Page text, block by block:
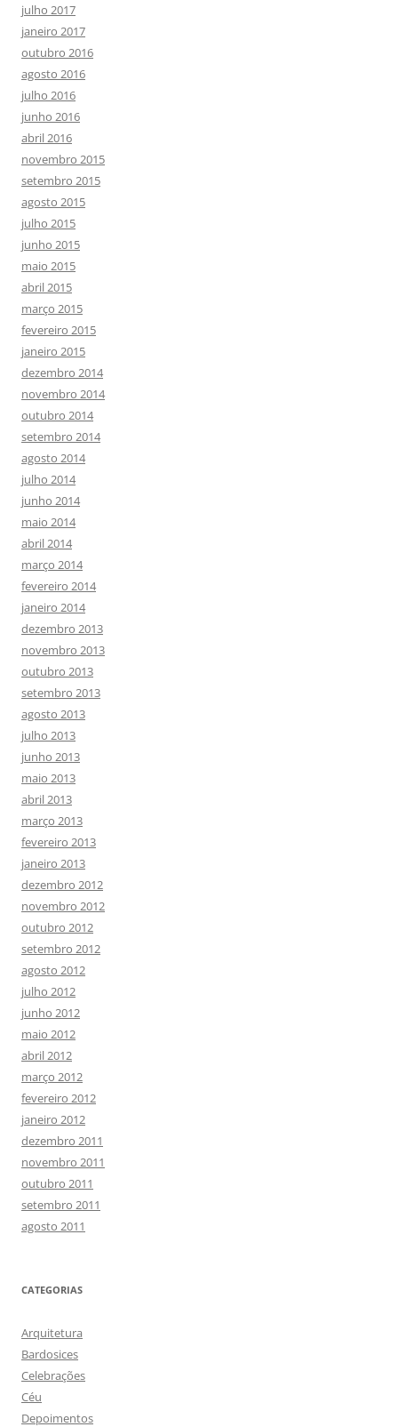
julho 2017
janeiro 2017
outubro 2016
agosto 2016
julho 2016
junho 2016
abril 2016
novembro 2015
setembro 2015
agosto 2015
julho 2015
junho 2015
maio 2015
abril 2015
março 2015
fevereiro 2015
janeiro 2015
dezembro 2014
novembro 2014
outubro 2014
setembro 2014
agosto 2014
julho 2014
junho 2014
maio 2014
abril 2014
março 2014
fevereiro 2014
janeiro 2014
dezembro 2013
novembro 2013
outubro 2013
setembro 2013
agosto 2013
julho 2013
junho 2013
maio 2013
abril 2013
março 2013
fevereiro 2013
janeiro 2013
dezembro 2012
novembro 2012
outubro 2012
setembro 2012
agosto 2012
julho 2012
junho 2012
maio 2012
abril 2012
março 2012
fevereiro 2012
janeiro 2012
dezembro 2011
novembro 2011
outubro 2011
setembro 2011
agosto 2011
CATEGORIAS
Arquitetura
Bardosices
Celebrações
Céu
Depoimentos